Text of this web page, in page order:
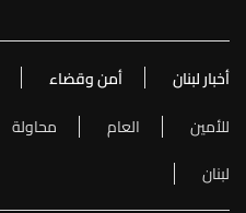
أخبار لبنان أمن وقضاء
للأمين
العام محاولة
لبنان